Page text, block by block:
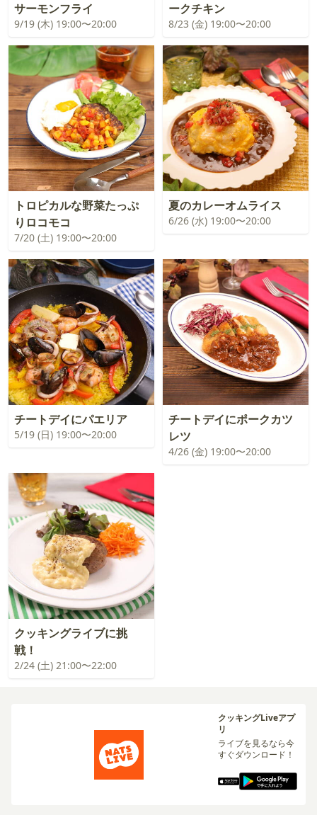
サーモンフライ
9/19 (木) 19:00〜20:00
ークチキン
8/23 (金) 19:00〜20:00
トロピカルな野菜たっぷ
りロコモコ
7/20 (土) 19:00〜20:00
夏のカレーオムライス
6/26 (水) 19:00〜20:00
チートデイにパエリア
5/19 (日) 19:00〜20:00
チートデイにポークカツ
レツ
4/26 (金) 19:00〜20:00
クッキングライブに挑
戦！
2/24 (土) 21:00〜22:00
クッキングLiveアプ
リ
ライブを見るなら今
すぐダウンロード！